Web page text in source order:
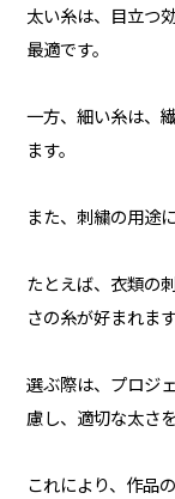
太い糸は、目立つ
最適です。
一方、細い糸は、
ます。
また、刺繍の用途
たとえば、衣類の
さの糸が好まれます
選ぶ際は、プロジ
慮し、適切な太さ
これにより、作品